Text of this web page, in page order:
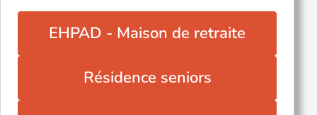
EHPAD - Maison de retraite
Résidence seniors